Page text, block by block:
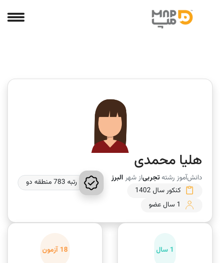
هلیا محمدی
دانش‌آموز رشتهتجربیاز شهر البرز
کنکور سال 1402
1 سال عضو
رتبه 783 منطقه دو
1 سال 18 آزمون